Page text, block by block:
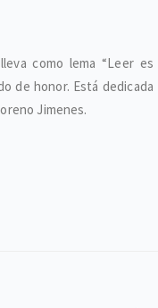
como lema “Leer es
de honor. Está dedicada
Jimenes.